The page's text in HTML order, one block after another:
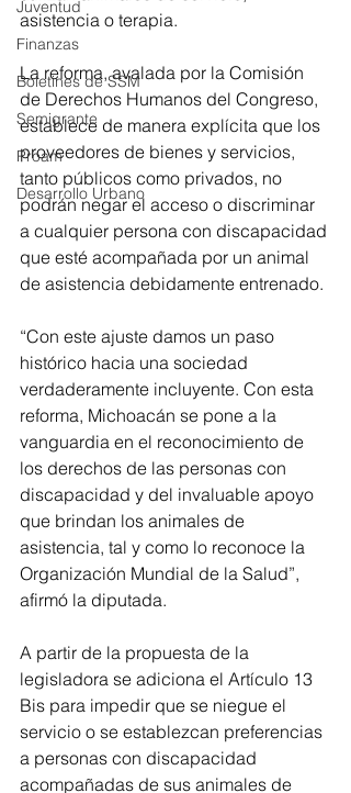
Juventud
Finanzas
Boletines de SSM
Semigrante
Proam
Desarrollo Urbano
asistencia o terapia.
La reforma, avalada por la Comisión
de Derechos Humanos del Congreso,
establece de manera explícita que los
proveedores de bienes y servicios,
tanto públicos como privados, no
podrán negar el acceso o discriminar
a cualquier persona con discapacidad
que esté acompañada por un animal
de asistencia debidamente entrenado.
“Con este ajuste damos un paso
histórico hacia una sociedad
verdaderamente incluyente. Con esta
reforma, Michoacán se pone a la
vanguardia en el reconocimiento de
los derechos de las personas con
discapacidad y del invaluable apoyo
que brindan los animales de
asistencia, tal y como lo reconoce la
Organización Mundial de la Salud”,
afirmó la diputada.
A partir de la propuesta de la
legisladora se adiciona el Artículo 13
Bis para impedir que se niegue el
servicio o se establezcan preferencias
a personas con discapacidad
acompañadas de sus animales de